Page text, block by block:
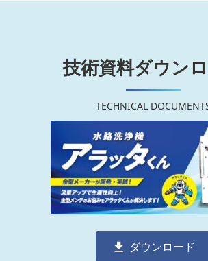
技術資料ダウン
TECHNICAL
ダウンロード